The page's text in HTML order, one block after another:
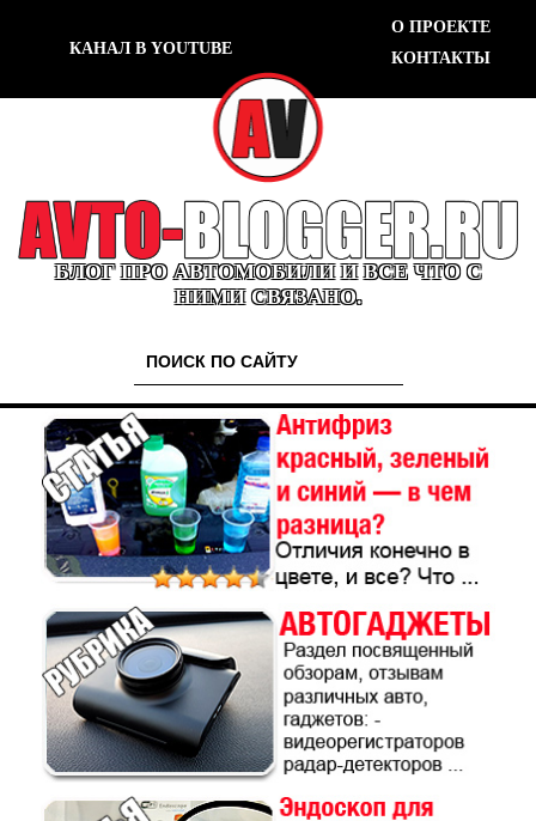
КАНАЛ В YOUTUBE
О ПРОЕКТЕ
КОНТАКТЫ
БЛОГ ПРО АВТОМОБИЛИ И ВСЕ ЧТО С
НИМИ СВЯЗАНО.